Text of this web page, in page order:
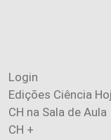
Login
Edições Ciência
CH na Sala de Aula
CH +